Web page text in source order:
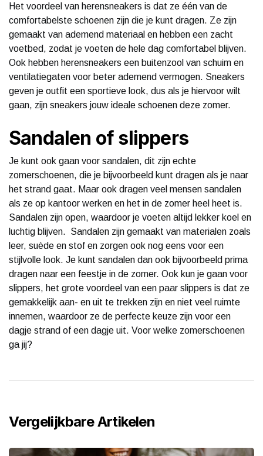
Het voordeel van herensneakers is dat ze één van de
comfortabelste schoenen zijn die je kunt dragen. Ze zijn
gemaakt van ademend materiaal en hebben een zacht
voetbed, zodat je voeten de hele dag comfortabel blijven.
Ook hebben herensneakers een buitenzool van schuim en
ventilatiegaten voor beter ademend vermogen. Sneakers
geven je outfit een sportieve look, dus als je hiervoor wilt
gaan, zijn sneakers jouw ideale schoenen deze zomer.
Sandalen of slippers
Je kunt ook gaan voor sandalen, dit zijn echte
zomerschoenen, die je bijvoorbeeld kunt dragen als je naar
het strand gaat. Maar ook dragen veel mensen sandalen
als ze op kantoor werken en het in de zomer heel heet is.
Sandalen zijn open, waardoor je voeten altijd lekker koel en
luchtig blijven. Sandalen zijn gemaakt van materialen zoals
leer, suède en stof en zorgen ook nog eens voor een
stijlvolle look. Je kunt sandalen dan ook bijvoorbeeld prima
dragen naar een feestje in de zomer. Ook kun je gaan voor
slippers, het grote voordeel van een paar slippers is dat ze
gemakkelijk aan- en uit te trekken zijn en niet veel ruimte
innemen, waardoor ze de perfecte keuze zijn voor een
dagje strand of een dagje uit. Voor welke zomerschoenen
ga jij?
Vergelijkbare Artikelen